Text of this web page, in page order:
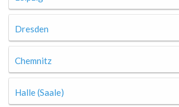
Dresden
Chemnitz
Halle (Saale)